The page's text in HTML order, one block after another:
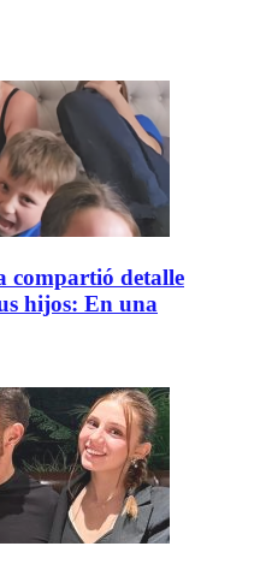
compartió detalle
hijos: En una